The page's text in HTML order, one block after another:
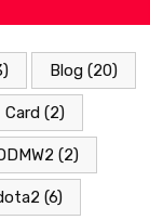
Blog (20)
Card (2)
(2)
(6)